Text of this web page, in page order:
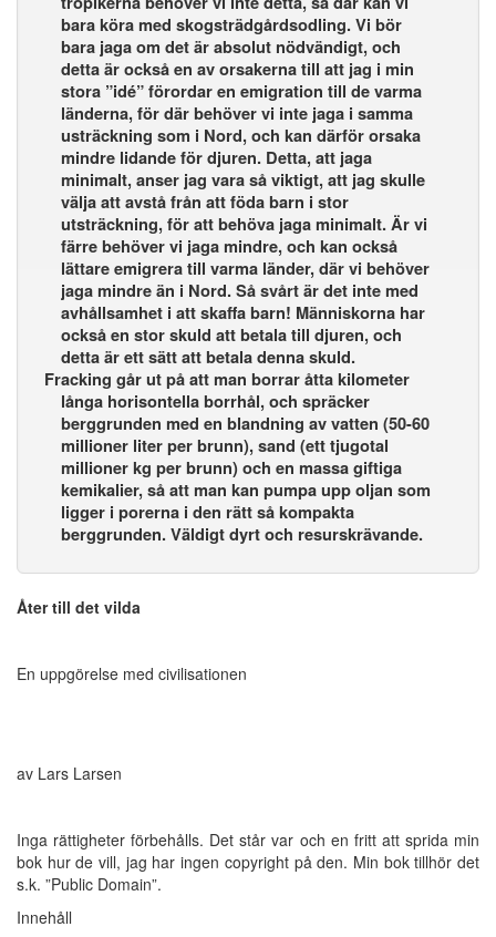
bara köra med skogsträdgårdsodling. Vi bör
bara jaga om det är absolut nödvändigt, och
detta är också en av orsakerna till att jag i min
stora ”idé” förordar en emigration till de varma
länderna, för där behöver vi inte jaga i samma
usträckning som i Nord, och kan därför orsaka
mindre lidande för djuren. Detta, att jaga
minimalt, anser jag vara så viktigt, att jag skulle
välja att avstå från att föda barn i stor
utsträckning, för att behöva jaga minimalt. Är vi
färre behöver vi jaga mindre, och kan också
lättare emigrera till varma länder, där vi behöver
jaga mindre än i Nord. Så svårt är det inte med
avhållsamhet i att skaffa barn! Människorna har
också en stor skuld att betala till djuren, och
detta är ett sätt att betala denna skuld.
Fracking går ut på att man borrar åtta kilometer
långa horisontella borrhål, och spräcker
berggrunden med en blandning av vatten (50-60
millioner liter per brunn), sand (ett tjugotal
millioner kg per brunn) och en massa giftiga
kemikalier, så att man kan pumpa upp oljan som
ligger i porerna i den rätt så kompakta
berggrunden. Väldigt dyrt och resurskrävande.
Åter till det vilda
En uppgörelse med civilisationen
av Lars Larsen
Inga rättigheter förbehålls. Det står var och en fritt att sprida min
bok hur de vill, jag har ingen copyright på den. Min bok tillhör det
s.k. ”Public Domain”.
Innehåll